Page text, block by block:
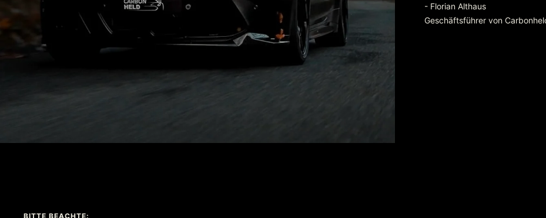
- Florian Althaus
Geschäftsführer von
BITTE BEACHTE: